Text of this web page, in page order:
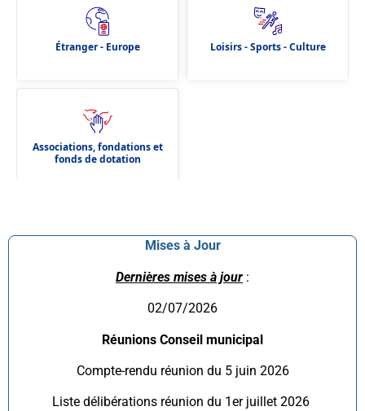
Mises à Jour
Dernières mises à jour :
02/07/2026
Réunions Conseil municipal
Compte-rendu réunion du 5 juin 2026
Liste délibérations réunion du 1er juillet 2026
Étranger - Europe Loisirs - Sports - Culture
Associations, fondations et
fonds de dotation